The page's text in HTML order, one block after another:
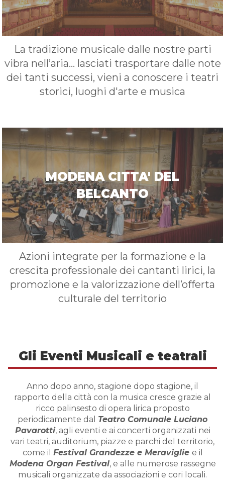
La tradizione musicale dalle nostre parti
vibra nell’aria… lasciati trasportare dalle note
dei tanti successi, vieni a conoscere i teatri
storici, luoghi d'arte e musica
MODENA CITTA' DEL
BELCANTO
Azioni integrate per la forma­zione e la
crescita professionale dei cantanti lirici, la
promozione e la valorizzazione dell’offerta
culturale del territorio
Gli Eventi Musicali e teatrali
Anno dopo anno, stagione dopo stagione, il
rapporto della città con la musica cresce grazie al
ricco palinsesto di opera lirica proposto
periodicamente dal Teatro Comunale Luciano
Pavarotti, agli eventi e ai concerti organizzati nei
vari teatri, auditorium, piazze e parchi del territorio,
come il Festival Grandezze e Meraviglie e il
Modena Organ Festival, e alle numerose rassegne
musicali organizzate da associazioni e cori locali.